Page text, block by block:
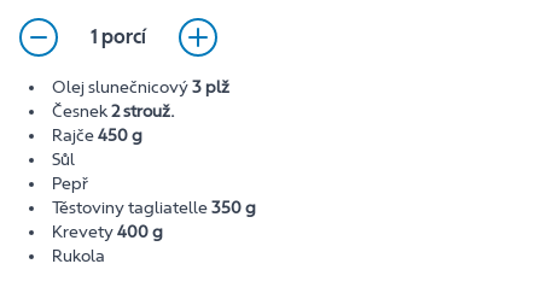
1 porcí
Olej slunečnicový3 plž
Česnek2 strouž.
Rajče450 g
Sůl
Pepř
Těstoviny tagliatelle350 g
Krevety400 g
Rukola